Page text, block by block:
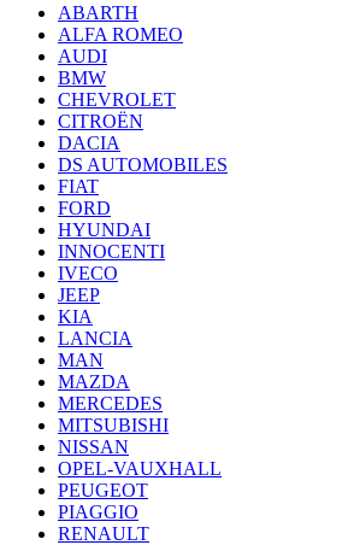
ABARTH
ALFA ROMEO
AUDI
BMW
CHEVROLET
CITROËN
DACIA
DS AUTOMOBILES
FIAT
FORD
HYUNDAI
INNOCENTI
IVECO
JEEP
KIA
LANCIA
MAN
MAZDA
MERCEDES
MITSUBISHI
NISSAN
OPEL-VAUXHALL
PEUGEOT
PIAGGIO
RENAULT